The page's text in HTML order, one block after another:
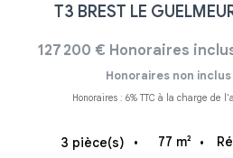
T3 BREST LE
127 200 € Honoraires
Honoraires non inclus
Honoraires : 6% TTC à la charge de
3 pièce(s) 77 m²